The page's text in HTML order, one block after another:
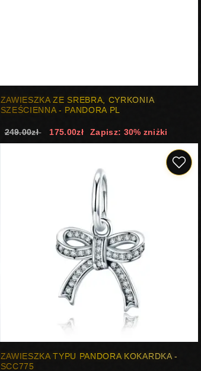
ZAWIESZKA ZE SREBRA, CYRKONIA
SZEŚCIENNA - PANDORA PL
249.00zł 175.00zł Zapisz: 30% zniżki
ZAWIESZKA TYPU PANDORA KOKARDKA -
SCC775